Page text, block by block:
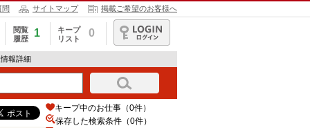
問 サイトマップ 掲載ご希望のお客様へ
閲覧
履歴
1
キープ
リスト
0
ログイン
報詳細
キープ中のお仕事（0件）
保存した検索条件（0件）